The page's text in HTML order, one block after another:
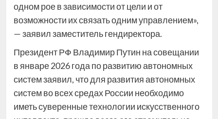
одном рое в зависимости от цели и от
возможности их связать одним управлением»,
— заявил заместитель гендиректора.
Президент РФ Владимир Путин на совещании
в январе 2026 года по развитию автономных
систем заявил, что для развития автономных
систем во всех средах России необходимо
иметь суверенные технологии искусственного